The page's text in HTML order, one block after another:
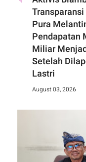
Pura
Pendapatan
Miliar
Setelah
Lastri
August 03, 2026